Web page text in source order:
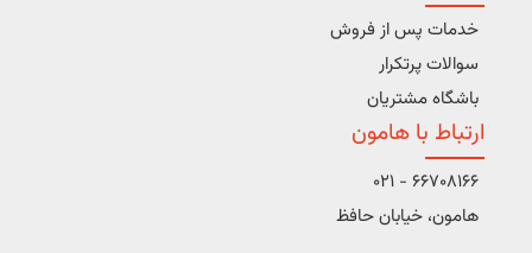
خدمات پس از فروش
سوالات پرتکرار
باشگاه مشتریان
ارتباط با هامون
66708166 - 021
هامون، خیابان حافظ